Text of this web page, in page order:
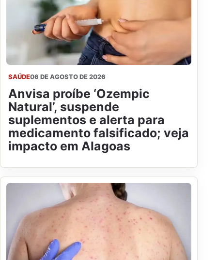
SAÚDE06 DE AGOSTO DE 2026
Anvisa proíbe ‘Ozempic
Natural’, suspende
suplementos e alerta para
medicamento falsificado; veja
impacto em Alagoas